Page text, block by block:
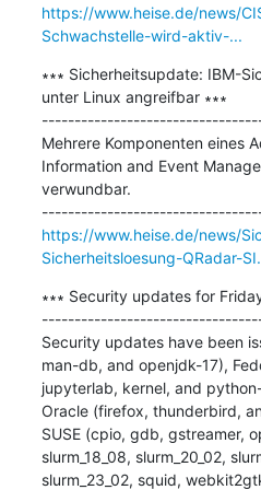
https://www.heise.de/news/
Schwachstelle-wird-aktiv-...
∗∗∗ Sicherheitsupdate: IBM-
unter Linux angreifbar ∗∗∗
Mehrere Komponenten eines
Information and Event
verwundbar.
https://www.heise.de/news/
Sicherheitsloesung-QRadar-
∗∗∗ Security updates for
Security updates have been
man-db, and openjdk-17),
jupyterlab, kernel, and
Oracle (firefox, thunderbird,
SUSE (cpio, gdb, gstreamer,
slurm_18_08, slurm_20_02,
slurm_23_02, squid,